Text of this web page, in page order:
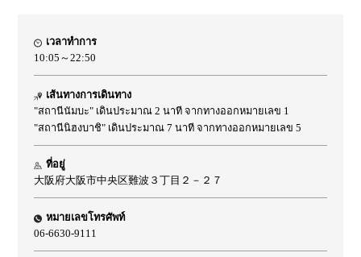
เวลาทำการ
10:05～22:50
เส้นทางการเดินทาง
"สถานีนัมบะ" เดินประมาณ 2 นาที จากทางออกหมายเลข 1
"สถานีนิฮงบาชิ" เดินประมาณ 7 นาที จากทางออกหมายเลข 5
ที่อยู่
大阪府大阪市中央区難波３丁目２－２７
หมายเลขโทรศัพท์
06-6630-9111